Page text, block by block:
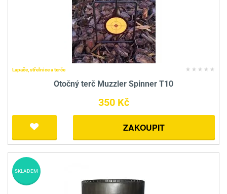
Lapače, střelnice a terče
Otočný terč Muzzler Spinner T10
350 Kč
ZAKOUPIT
SKLADEM